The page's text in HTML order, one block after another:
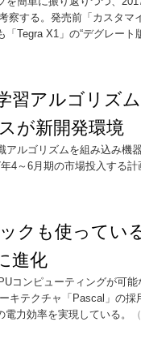
察する。発売前「カスタ
「Tegra X1」の“デグレー
習アルゴリズ
が新開発環境
ルゴリズムを組み込み機
4～6月期の市場投入する計
クも使ってい
進化
コンピューティングが可
キテクチャ「Pascal」の
力効率を実現している。